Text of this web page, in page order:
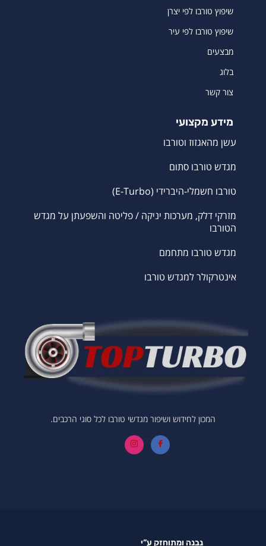
שיפוץ טורבו לפי יצרן
שיפוץ טורבו לפי עיר
מבצעים
בלוג
צור קשר
מידע מקצועי
עשן מהאגזוז וטורבו
מגדש טורבו סתום
טורבו חשמלי-היברידי (E-Turbo)
מזרקי דלק, מערכות יניקה / פליטה והשפעתן על מגדש
הטורבו
מגדש טורבו מתחמם
אינטרקולר למגדש טורבו
המכון לחידוש ושיפור מגדשי טורבו לכל סוגי הרכבים.
נבנה ומתוחזק ע”י